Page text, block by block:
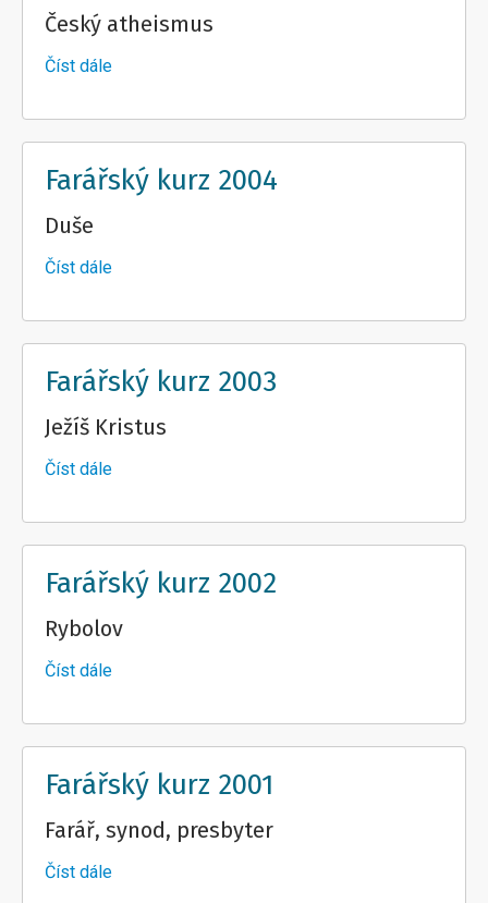
Český atheismus
Číst dále
kurz
2005
Farářský kurz 2004
Duše
Číst dále
kurz
2004
Farářský kurz 2003
Ježíš Kristus
Číst dále
kurz
2003
Farářský kurz 2002
Rybolov
Číst dále
kurz
2002
Farářský kurz 2001
Farář, synod, presbyter
Číst dále